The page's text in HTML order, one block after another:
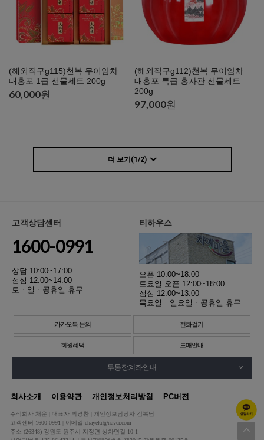
(해외직구g115)천복 무이암차
대홍포 1급 선물세트 200g
60,000원
(해외직구g112)천복 무이암차
대홍포 특급 홍자관 선물세트
200g
97,000원
더 보기(1 /2)
고객상담센터
1600-0991
상담 10:00~17:00
점심 12:00~14:00
토ㆍ일ㆍ공휴일 휴무
티하우스
오픈 10:00~18:00
토요일 오픈 12:00~18:00
점심 12:00~13:00
목요일ㆍ일요일ㆍ공휴일 휴무
카카오톡 문의 전화걸기
회원혜택 도매안내
무통장계좌안내
회사소개 이용약관 개인정보처리방침 PC버전
주식회사 채운 | 대표자 박경찬 | 개인정보담당자 김복남
고객센터 1600-0991 | 이메일 chayekr@naver.com
주소 (26348) 강원도 원주시 지정면 상차면길 10-1